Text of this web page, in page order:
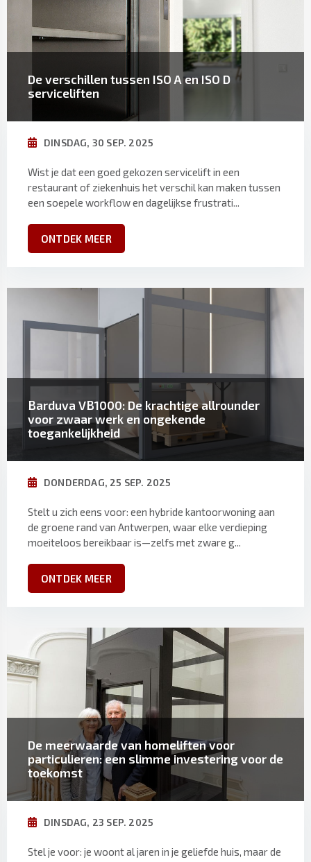
De verschillen tussen ISO A en ISO D
serviceliften
DINSDAG, 30 SEP. 2025
Wist je dat een goed gekozen servicelift in een
restaurant of ziekenhuis het verschil kan maken tussen
een soepele workflow en dagelijkse frustrati...
ONTDEK MEER
Barduva VB1000: De krachtige allrounder
voor zwaar werk en ongekende
toegankelijkheid
DONDERDAG, 25 SEP. 2025
Stelt u zich eens voor: een hybride kantoorwoning aan
de groene rand van Antwerpen, waar elke verdieping
moeiteloos bereikbaar is—zelfs met zware g...
ONTDEK MEER
De meerwaarde van homeliften voor
particulieren: een slimme investering voor de
toekomst
DINSDAG, 23 SEP. 2025
Stel je voor: je woont al jaren in je geliefde huis, maar de